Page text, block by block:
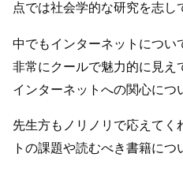
点では社会学的な研究を志し
中でもインターネットについ
非常にクールで魅力的に見え
インターネットへの関心につ
先生方もノリノリで応えてく
トの課題や読むべき書籍につ